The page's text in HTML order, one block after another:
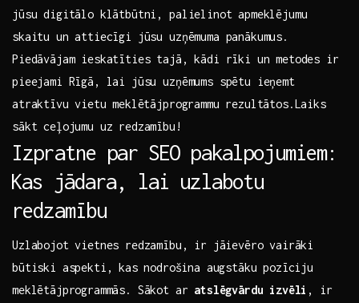
jūsu digitālo klātbūtni, palielinot apmeklējumu
skaitu un attiecīgi jūsu uzņēmuma panākumus.
Piedāvājam ieskatīties tajā, ‌kādi rīki un metodes ir
pieejami Rīgā, lai jūsu ‍uzņēmums spētu ieņemt⁣
atraktīvu vietu⁢ meklētājprogrammu rezultātos.Laiks
sākt ceļojumu uz redzamību!
Izpratne par ⁣SEO pakalpojumiem:
⁤Kas jādara, lai uzlabotu
redzamību
Uzlabojot vietnes redzamību, ir ⁣jāievēro ‍vairāki
būtiski aspekti, ⁢kas ⁤nodrošina augstāku pozīciju
meklētājprogrammās. Sākot⁣ ar atslēgvārdu izvēli ,‍ ir